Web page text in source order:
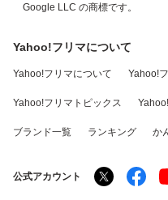
Google LLC の商標です。
Yahoo!フリマについて
Yahoo!フリマについて Yahoo!
Yahoo!フリマトピックス
ブランド一覧 ランキング か
公式アカウント